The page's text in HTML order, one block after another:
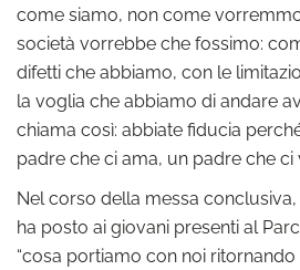
come siamo, non come
società vorrebbe che fossimo:
difetti che abbiamo, con le
la voglia che abbiamo di andare
chiama così: abbiate fiducia
padre che ci ama, un padre che ci
Nel corso della messa
ha posto ai giovani presenti al
“cosa portiamo con noi